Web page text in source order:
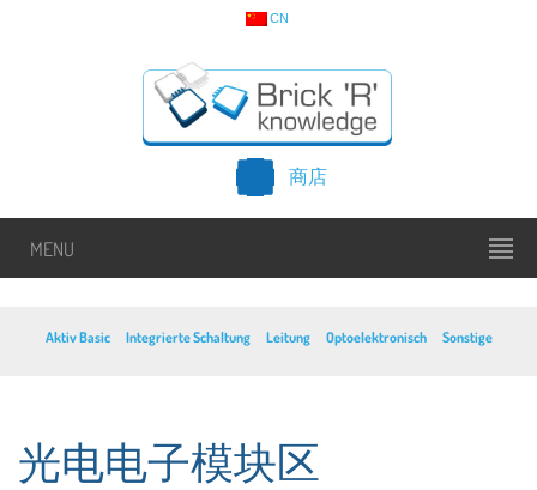
CN
商店
MENU
Aktiv Basic Integrierte Schaltung Leitung Optoelektronisch Sonstige
光电电子模块区